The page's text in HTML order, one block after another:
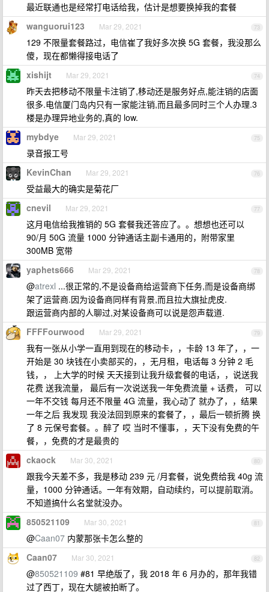
最近联通也是经常打电话给我，估计是想要换掉我的套餐
73
wanguorui123 Mar 29, 2021
129 不限量套餐路过，电信崔了我好多次换 5G 套餐，我没那么
傻，现在都懒得接电话了
74
xishijt Mar 29, 2021
昨天去把移动不限量卡注销了,移动还是服务好点,能注销的店面
很多.电信厦门岛内只有一家能注销,而且最多同时三个人办理.3
楼是办理异地业务的,真的 low.
75
mybdye Mar 29, 2021
录音报工号
76
KevinChan Mar 29, 2021
受益最大的确实是菊花厂
77
cnevil Mar 29, 2021
这月电信给我推销的 5G 套餐我还答应了。。想想也还可以
90/月 50G 流量 1000 分钟通话主副卡通用的，附带家里
300MB 宽带
78
yaphets666 Mar 29, 2021
@atrexl ...很正常的,不是设备商给运营商下任务,而是设备商绑
架了运营商.因为设备商同样有背景,而且拉大旗扯虎皮.
跟运营商内部的人聊过,对某设备商可以说是怨声载道.
79
FFFFourwood Mar 29, 2021
我有一张从小学一直用到现在的移动卡，，卡龄 13 年了，，一
开始是 30 块钱在小卖部买的，，无月租，电话每 3 分钟 2 毛
钱，， 上大学的时候 天天接到让我升级套餐的电话，，说送我
花费 送我流量， 最后有一次说送我一年免费流量 + 话费， 可以
一年不交钱 每月还不限量 4G 流量，我心动了 就办了，，结果
一年之后 我发现 我没法回到原来的套餐了，，最后一顿折腾 换
了 8 元保号套餐。。醉了 哎 当时不懂事，，天下没有免费的午
餐，，免费的才是最贵的
80
ckaock Mar 30, 2021
跟我今天差不多，我是移动 239 元 /月套餐，说免费给我 40g 流
量，1000 分钟通话。一年有效期，自动续约，可以提前取消。
不知道搞什么名堂就没办。
81
850521109 Mar 30, 2021
@Caan07 内蒙那张卡怎么整的
82
Caan07 Mar 30, 2021
@850521109 #81 早绝版了，我 2018 年 6 月办的，那年我错
过了西丁，现在大腿被拍断了。